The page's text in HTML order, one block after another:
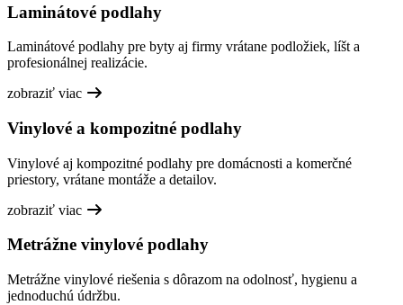
Laminátové podlahy
Laminátové podlahy pre byty aj firmy vrátane podložiek, líšt a
profesionálnej realizácie.
zobraziť viac
Vinylové a kompozitné podlahy
Vinylové aj kompozitné podlahy pre domácnosti a komerčné
priestory, vrátane montáže a detailov.
zobraziť viac
Metrážne vinylové podlahy
Metrážne vinylové riešenia s dôrazom na odolnosť, hygienu a
jednoduchú údržbu.